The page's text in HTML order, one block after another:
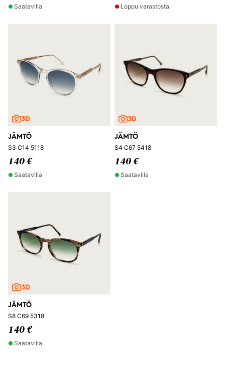
Saatavilla Loppu varastosta
JÄMTÖ
S3 C14 5118
140 €
Saatavilla
JÄMTÖ
S4 C67 5418
140 €
Saatavilla
JÄMTÖ
S8 C69 5318
140 €
Saatavilla